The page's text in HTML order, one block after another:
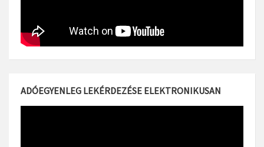
ADÓEGYENLEG LEKÉRDEZÉSE ELEKTRONIKUSAN